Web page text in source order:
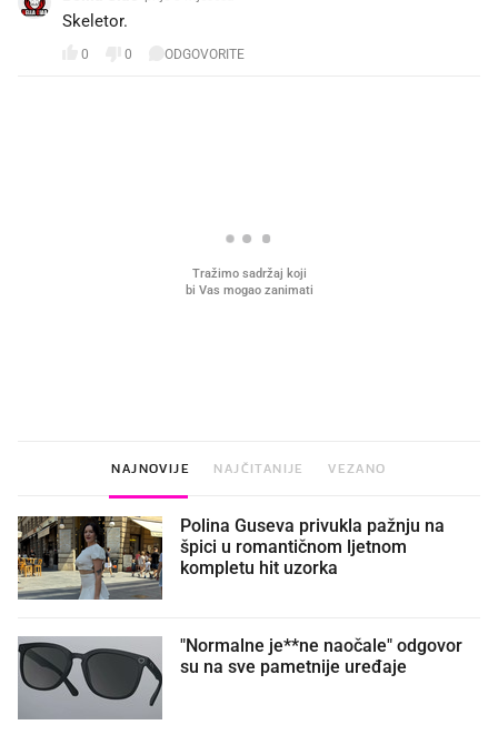
Skeletor.
0 0 ODGOVORITE
NAJNOVIJE NAJČITANIJE VEZANO
Polina Guseva privukla pažnju na
špici u romantičnom ljetnom
kompletu hit uzorka
"Normalne je**ne naočale" odgovor
su na sve pametnije uređaje